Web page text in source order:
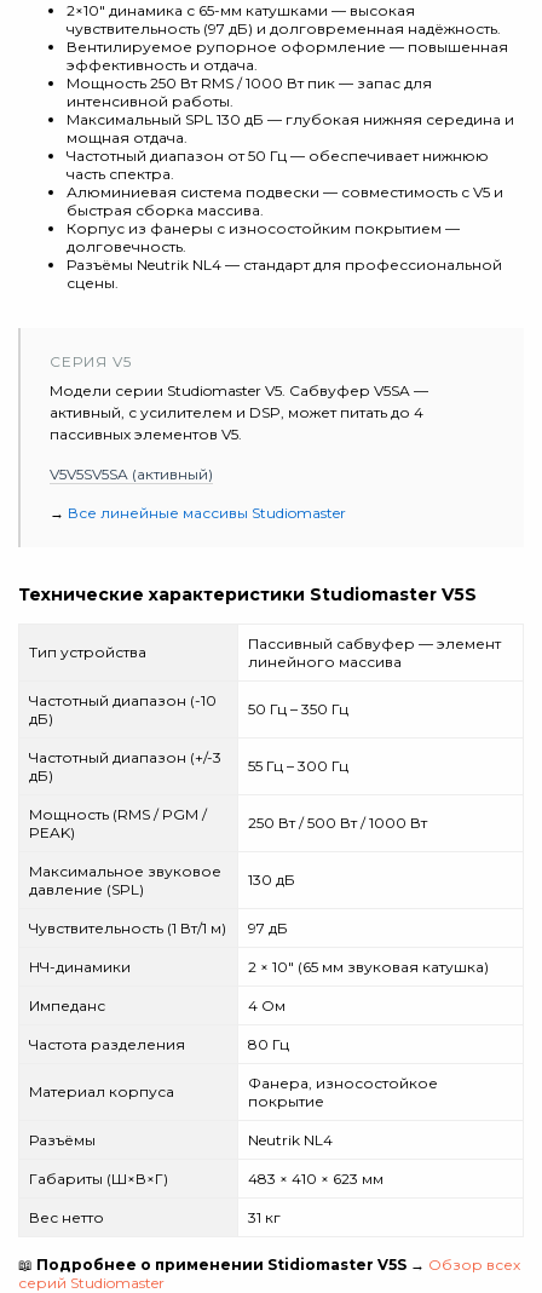
2×10" динамика с 65-мм катушками — высокая
чувствительность (97 дБ) и долговременная надёжность.
Вентилируемое рупорное оформление — повышенная
эффективность и отдача.
Мощность 250 Вт RMS / 1000 Вт пик — запас для
интенсивной работы.
Максимальный SPL 130 дБ — глубокая нижняя середина и
мощная отдача.
Частотный диапазон от 50 Гц — обеспечивает нижнюю
часть спектра.
Алюминиевая система подвески — совместимость с V5 и
быстрая сборка массива.
Корпус из фанеры с износостойким покрытием —
долговечность.
Разъёмы Neutrik NL4 — стандарт для профессиональной
сцены.
СЕРИЯ V5
Модели серии Studiomaster V5. Сабвуфер V5SA —
активный, с усилителем и DSP, может питать до 4
пассивных элементов V5.
V5V5SV5SA (активный)
→ Все линейные массивы Studiomaster
Технические характеристики Studiomaster V5S
Тип устройства
Пассивный сабвуфер — элемент
линейного массива
Частотный диапазон (-10
дБ)
50 Гц – 350 Гц
Частотный диапазон (+/-3
дБ)
55 Гц – 300 Гц
Мощность (RMS / PGM /
PEAK)
250 Вт / 500 Вт / 1000 Вт
Максимальное звуковое
давление (SPL)
130 дБ
Чувствительность (1 Вт/1 м) 97 дБ
НЧ-динамики 2 × 10" (65 мм звуковая катушка)
Импеданс 4 Ом
Частота разделения 80 Гц
Материал корпуса
Фанера, износостойкое
покрытие
Разъёмы Neutrik NL4
Габариты (Ш×В×Г) 483 × 410 × 623 мм
Вес нетто 31 кг
📖 Подробнее о применении Stidiomaster V5S → Обзор всех
серий Studiomaster